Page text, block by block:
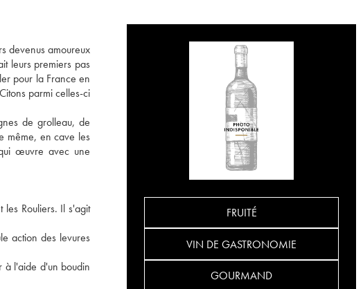
devenus amoureux
leurs premiers pas
pour la France en
parmi celles-ci
de grolleau, de
même, en cave les
œuvre avec une
les Rouliers. Il s'agit
action des levures
à l'aide d'un boudin
FRUITÉ
VIN DE GASTRONOMIE
GOURMAND